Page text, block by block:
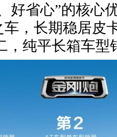
好省心”的核心
，长期稳居皮
，纯平长箱车型